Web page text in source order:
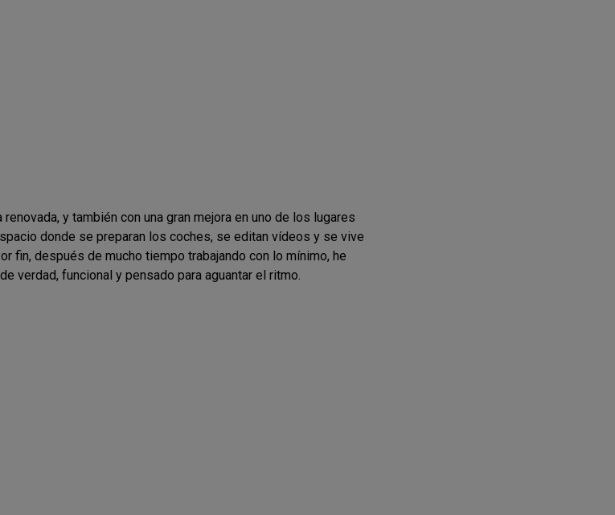
y también con una gran mejora en uno de los lugares
donde se preparan los coches, se editan vídeos y se vive
fin, después de mucho tiempo trabajando con lo mínimo, he
verdad, funcional y pensado para aguantar el ritmo.